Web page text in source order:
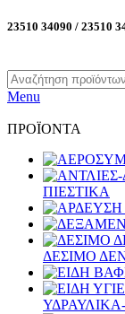
23510 34090 / 23510
Menu
ΠΡΟΪΟΝΤΑ
ΠΙΕΣΤΙΚΑ
ΔΕΣΙΜΟ
ΥΔΡΑΥΛΙΚΑ-